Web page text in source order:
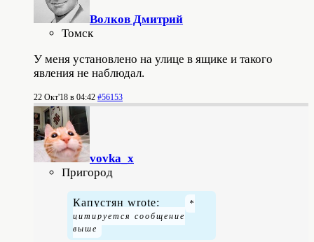
Волков Дмитрий
Томск
У меня установлено на улице в ящике и такого
явления не наблюдал.
22 Окт'18 в 04:42 #56153
vovka_x
Пригород
Капустян wrote: